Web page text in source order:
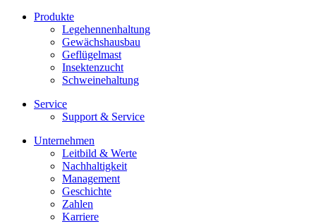
Produkte
Legehennenhaltung
Gewächshausbau
Geflügelmast
Insektenzucht
Schweinehaltung
Service
Support & Service
Unternehmen
Leitbild & Werte
Nachhaltigkeit
Management
Geschichte
Zahlen
Karriere